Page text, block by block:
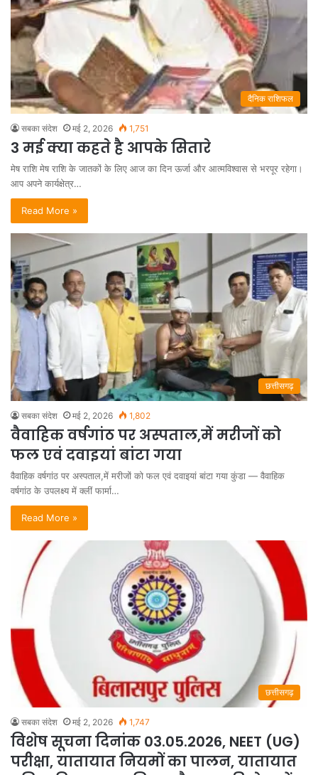
दैनिक राशिफल
सबका संदेश मई 2, 2026 1,751
3 मई क्या कहते है आपके सितारे
मेष राशि मेष राशि के जातकों के लिए आज का दिन ऊर्जा और आत्मविश्वास से भरपूर रहेगा।
आप अपने कार्यक्षेत्र…
Read More »
छत्तीसगढ़
सबका संदेश मई 2, 2026 1,802
वैवाहिक वर्षगांठ पर अस्पताल,में मरीजों को
फल एवं दवाइयां बांटा गया
वैवाहिक वर्षगांठ पर अस्पताल,में मरीजों को फल एवं दवाइयां बांटा गया कुंडा — वैवाहिक
वर्षगांठ के उपलक्ष्य में क्लीं फार्मा…
Read More »
छत्तीसगढ़
सबका संदेश मई 2, 2026 1,747
विशेष सूचना दिनांक 03.05.2026, NEET (UG)
परीक्षा, यातायात नियमों का पालन, यातायात